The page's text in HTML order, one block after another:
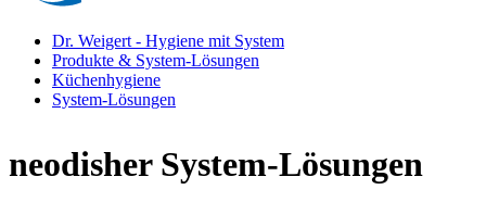
Dr. Weigert - Hygiene mit System
Produkte & System-Lösungen
Küchenhygiene
System-Lösungen
neodisher System-Lösungen